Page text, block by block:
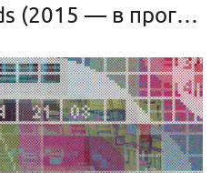
Masks of the Gods (2015 — в прогрессе)